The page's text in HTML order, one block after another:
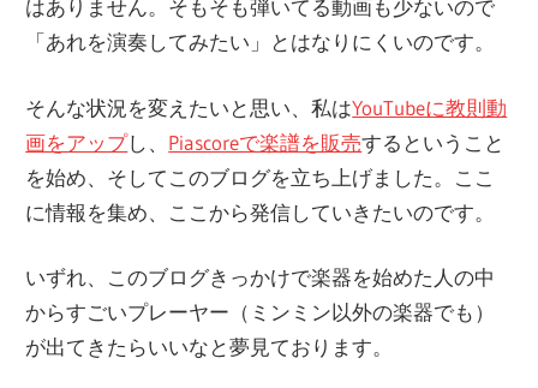
はありません。そもそも弾いてる動画も少ないので
「あれを演奏してみたい」とはなりにくいのです。
そんな状況を変えたいと思い、私はYouTubeに教則動
画をアップし、 Piascoreで楽譜を販売するということ
を始め、そしてこのブログを立ち上げました。ここ
に情報を集め、ここから発信していきたいのです。
いずれ、このブログきっかけで楽器を始めた人の中
からすごいプレーヤー（ミンミン以外の楽器でも）
が出てきたらいいなと夢見ております。